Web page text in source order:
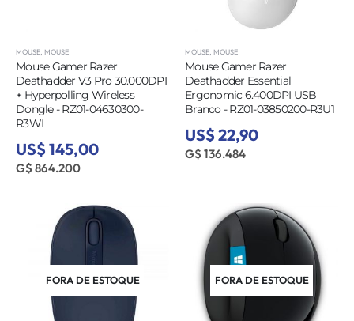
MOUSE MOUSE
Mouse Gamer Razer
Deathadder V3 Pro 30.000DPI
+ Hyperpolling Wireless
Dongle - RZ01-04630300-
R3WL
US$ 145,00
G$ 864.200
MOUSE MOUSE
Mouse Gamer Razer
Deathadder Essential
Ergonomic 6.400DPI USB
Branco - RZ01-03850200-R3U1
US$ 22,90
G$ 136.484
FORA DE ESTOQUE FORA DE ESTOQUE